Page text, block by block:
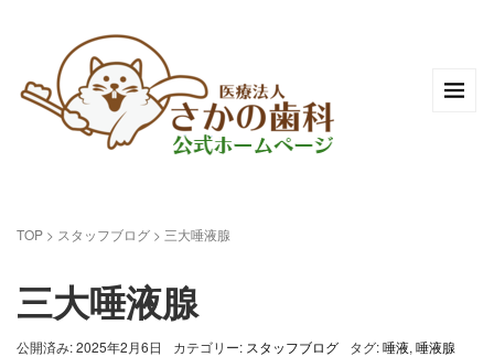
TOP > スタッフブログ > 三大唾液腺
三大唾液腺
公開済み: 2025年2月6日 カテゴリー: スタッフブログ タグ:唾液, 唾液腺